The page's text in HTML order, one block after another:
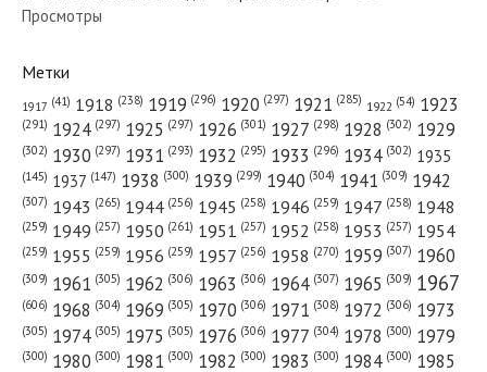
№ 11 от января 1931 года — «Красный Север»
№ 86 от апреля 1963 года — «Красный Север»
Просмотры
Метки
1917 (41) 1918 (238) 1919 (296) 1920 (297) 1921 (285) 1922 (54) 1923
(291) 1924 (297) 1925 (297) 1926 (301) 1927 (298) 1928 (302) 1929
(302) 1930 (297) 1931 (293) 1932 (295) 1933 (296) 1934 (302) 1935
(145) 1937 (147) 1938 (300) 1939 (299) 1940 (304) 1941 (309) 1942
(307) 1943 (265) 1944 (256) 1945 (258) 1946 (259) 1947 (258) 1948
(259) 1949 (257) 1950 (261) 1951 (257) 1952 (258) 1953 (257) 1954
(259) 1955 (259) 1956 (259) 1957 (256) 1958 (270) 1959 (307) 1960
(309) 1961 (305) 1962 (306) 1963 (306) 1964 (307) 1965 (309) 1967
(606) 1968 (304) 1969 (305) 1970 (306) 1971 (308) 1972 (306) 1973
(305) 1974 (305) 1975 (305) 1976 (306) 1977 (304) 1978 (300) 1979
(300) 1980 (300) 1981 (300) 1982 (300) 1983 (300) 1984 (300) 1985